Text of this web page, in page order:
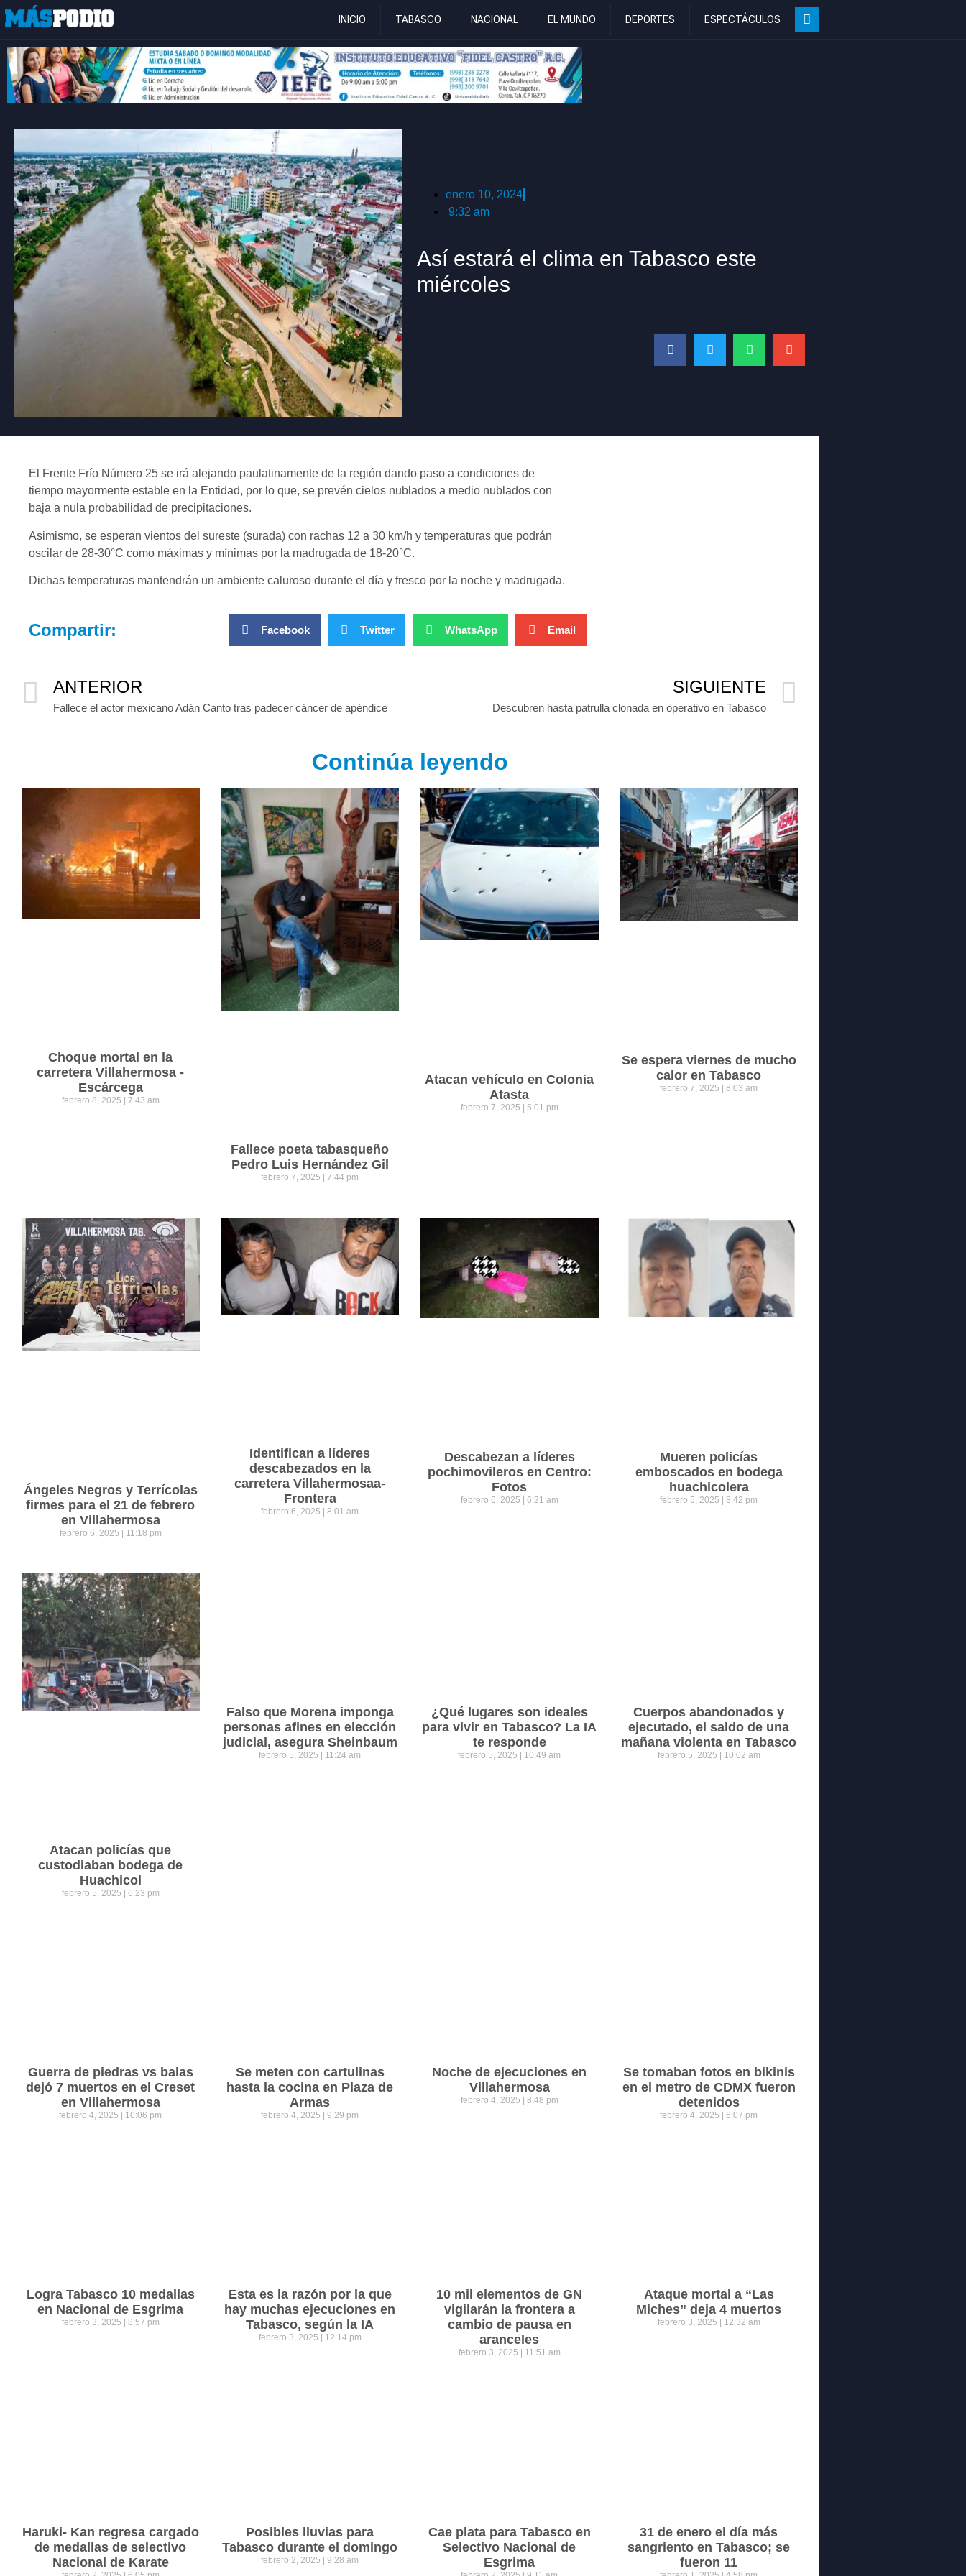
INICIO TABASCO NACIONAL EL MUNDO DEPORTES ESPECTÁCULOS
enero 10, 2024
9:32 am
Así estará el clima en Tabasco este
miércoles
El Frente Frío Número 25 se irá alejando paulatinamente de la región dando paso a condiciones de
tiempo mayormente estable en la Entidad, por lo que, se prevén cielos nublados a medio nublados con
baja a nula probabilidad de precipitaciones.
Asimismo, se esperan vientos del sureste (surada) con rachas 12 a 30 km/h y temperaturas que podrán
oscilar de 28-30°C como máximas y mínimas por la madrugada de 18-20°C.
Dichas temperaturas mantendrán un ambiente caluroso durante el día y fresco por la noche y madrugada.
Compartir: Facebook Twitter WhatsApp Email
ANTERIOR
Fallece el actor mexicano Adán Canto tras padecer cáncer de apéndice
SIGUIENTE
Descubren hasta patrulla clonada en operativo en Tabasco
Continúa leyendo
Choque mortal en la
carretera Villahermosa -
Escárcega
febrero 8, 2025 7:43 am
Fallece poeta tabasqueño
Pedro Luis Hernández Gil
febrero 7, 2025 7:44 pm
Atacan vehículo en Colonia
Atasta
febrero 7, 2025 5:01 pm
Se espera viernes de mucho
calor en Tabasco
febrero 7, 2025 8:03 am
Ángeles Negros y Terrícolas
firmes para el 21 de febrero
en Villahermosa
febrero 6, 2025 11:18 pm
Identifican a líderes
descabezados en la
carretera Villahermosaa-
Frontera
febrero 6, 2025 8:01 am
Descabezan a líderes
pochimovileros en Centro:
Fotos
febrero 6, 2025 6:21 am
Mueren policías
emboscados en bodega
huachicolera
febrero 5, 2025 8:42 pm
Atacan policías que
custodiaban bodega de
Huachicol
febrero 5, 2025 6:23 pm
Falso que Morena imponga
personas afines en elección
judicial, asegura Sheinbaum
febrero 5, 2025 11:24 am
¿Qué lugares son ideales
para vivir en Tabasco? La IA
te responde
febrero 5, 2025 10:49 am
Cuerpos abandonados y
ejecutado, el saldo de una
mañana violenta en Tabasco
febrero 5, 2025 10:02 am
Guerra de piedras vs balas
dejó 7 muertos en el Creset
en Villahermosa
febrero 4, 2025 10:06 pm
Se meten con cartulinas
hasta la cocina en Plaza de
Armas
febrero 4, 2025 9:29 pm
Noche de ejecuciones en
Villahermosa
febrero 4, 2025 8:48 pm
Se tomaban fotos en bikinis
en el metro de CDMX fueron
detenidos
febrero 4, 2025 6:07 pm
Logra Tabasco 10 medallas
en Nacional de Esgrima
febrero 3, 2025 8:57 pm
Esta es la razón por la que
hay muchas ejecuciones en
Tabasco, según la IA
febrero 3, 2025 12:14 pm
10 mil elementos de GN
vigilarán la frontera a
cambio de pausa en
aranceles
febrero 3, 2025 11:51 am
Ataque mortal a “Las
Miches” deja 4 muertos
febrero 3, 2025 12:32 am
Haruki- Kan regresa cargado
de medallas de selectivo
Nacional de Karate
Posibles lluvias para
Tabasco durante el domingo
febrero 2, 2025 9:28 am
Cae plata para Tabasco en
Selectivo Nacional de
Esgrima
31 de enero el día más
sangriento en Tabasco; se
fueron 11